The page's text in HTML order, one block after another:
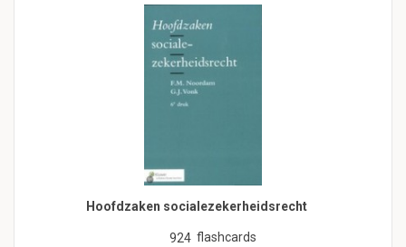
Hoofdzaken socialezekerheidsrecht
924 flashcards